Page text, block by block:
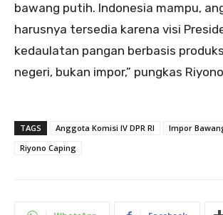
bawang putih. Indonesia mampu,
harusnya tersedia karena visi
kedaulatan pangan berbasis
negeri, bukan impor,” pungkas
TAGS Anggota Komisi IV DPR RI Impor
Riyono Caping